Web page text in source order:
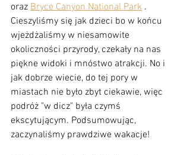
oraz Bryce Canyon National Park .
Cieszyliśmy się jak dzieci bo w końcu
wjeżdżaliśmy w niesamowite
okoliczności przyrody, czekały na nas
piękne widoki i mnóstwo atrakcji. No i
jak dobrze wiecie, do tej pory w
miastach nie było zbyt ciekawie, więc
podróż "w dicz" była czymś
ekscytującym. Podsumowując,
zaczynaliśmy prawdziwe wakacje!